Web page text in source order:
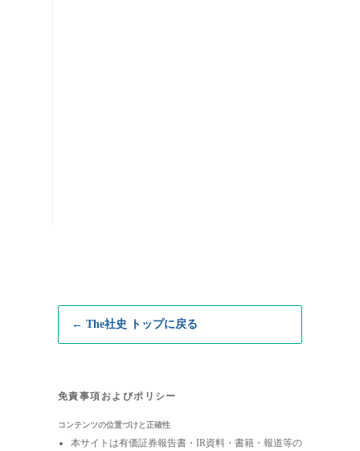
← The社史 トップに戻る
免責事項およびポリシー
コンテンツの位置づけと正確性
本サイトは有価証券報告書・IR資料・書籍・報道等の